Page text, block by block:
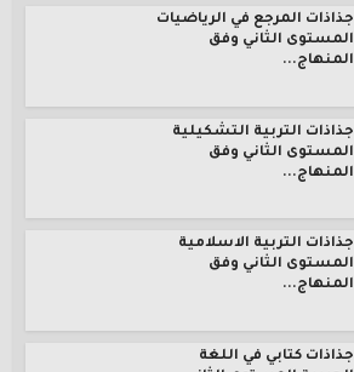
جذاذات المرجع في الرياضيات
المستوى الثاني وفق
المنهاج...
جذاذات التربية التشكيلية
المستوى الثاني وفق
المنهاج...
جذاذات التربية الاسلامية
المستوى الثاني وفق
المنهاج...
جذاذات كتابي في اللغة